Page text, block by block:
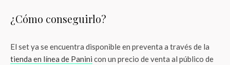
¿Cómo conseguirlo?
El set ya se encuentra disponible en preventa a través de la
tienda en línea de Panini con un precio de venta al público de